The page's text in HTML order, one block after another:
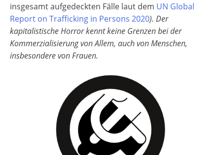
insgesamt aufgedeckten Fälle laut dem UN Global
Report on Trafficking in Persons 2020). Der
kapitalistische Horror kennt keine Grenzen bei der
Kommerzialisierung von Allem, auch von Menschen,
insbesondere von Frauen.